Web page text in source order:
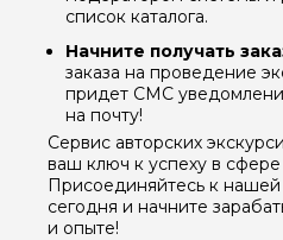
список каталога.
Начните получать
заказа на проведение
придет СМС
на почту!
Сервис авторских
ваш ключ к успеху в сфере
Присоединяйтесь к
сегодня и начните
и опыте!